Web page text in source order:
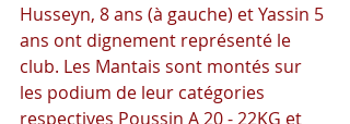
Husseyn, 8 ans (à gauche) et Yassin 5
ans ont dignement représenté le
club. Les Mantais sont montés sur
les podium de leur catégories
respectives Poussin A 20 - 22KG et